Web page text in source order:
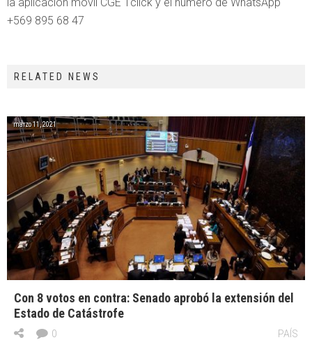
+569 895 68 47
RELATED NEWS
marzo 11, 2021
Con 8 votos en contra: Senado aprobó la extensión del
Estado de Catástrofe
PAÍS
0